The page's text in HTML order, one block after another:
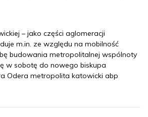
– jako części aglomeracji
m.in. ze względu na mobilność
budowania metropolitalnej wspólnoty
w sobotę do nowego biskupa
Odera metropolita katowicki abp